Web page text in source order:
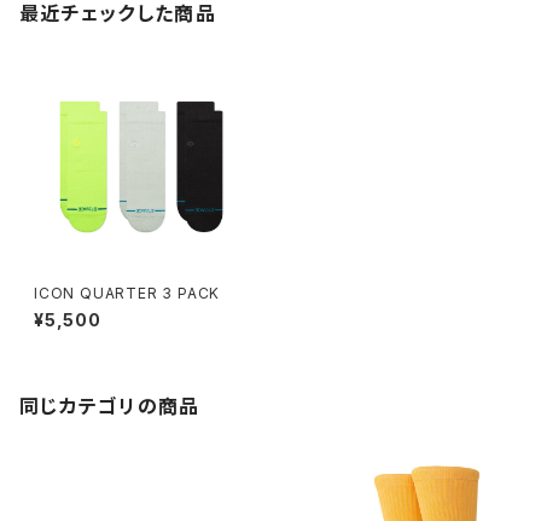
最近チェックした商品
ICON QUARTER 3 PACK
¥5,500
同じカテゴリの商品